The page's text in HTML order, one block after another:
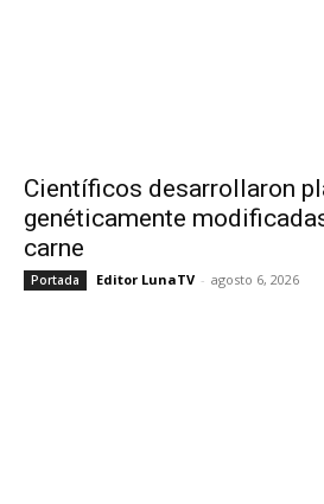
Científicos desarrollaron
genéticamente
carne
Portada Editor LunaTV - agosto 6, 2026